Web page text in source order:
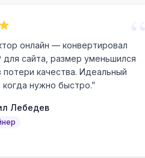
онлайн — конвертировал
для сайта, размер уменьшился
потери качества. Идеальный
когда нужно быстро.”
Лебедев